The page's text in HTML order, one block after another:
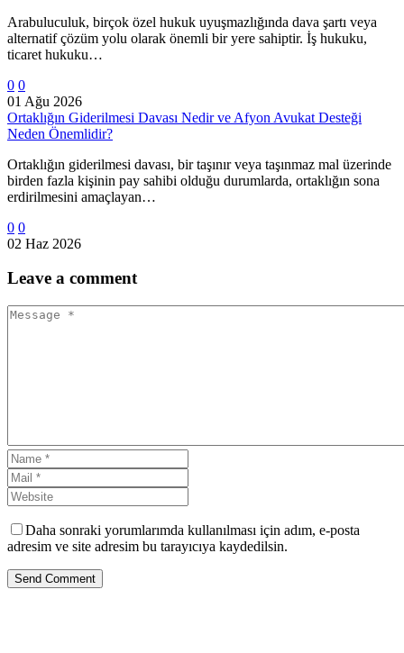
Arabuluculuk, birçok özel hukuk uyuşmazlığında dava şartı veya
alternatif çözüm yolu olarak önemli bir yere sahiptir. İş hukuku,
ticaret hukuku…
0 0
01 Ağu 2026
Ortaklığın Giderilmesi Davası Nedir ve Afyon Avukat Desteği
Neden Önemlidir?
Ortaklığın giderilmesi davası, bir taşınır veya taşınmaz mal üzerinde
birden fazla kişinin pay sahibi olduğu durumlarda, ortaklığın sona
erdirilmesini amaçlayan…
0 0
02 Haz 2026
Leave a comment
Daha sonraki yorumlarımda kullanılması için adım, e-posta
adresim ve site adresim bu tarayıcıya kaydedilsin.
Send Comment